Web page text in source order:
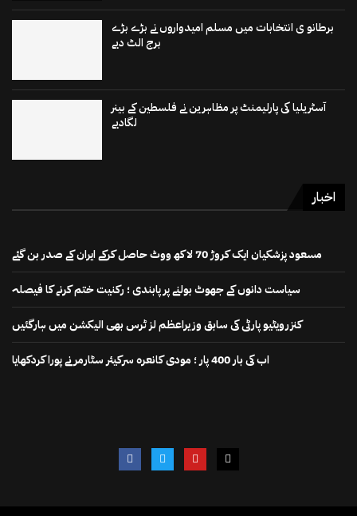
برطانو ی انتخابات میں مسلم امیدواروں نے بڑے بڑے
برج الٹ دیے
آسٹریلیا کی پارلیمنٹ پر مظاہرین نے فلسطین کے بینر
لگادیے
اخبار
مسعود پزشکیان ایک کروڑ 70 لاکھ ووٹ حاصل کرکے ایران کے صدر بن گئے
سیاست دانوں کے جھوٹ بولنے پر پابندی ؛ رکنیت ختم کرنے کا فیصلہ
کنزرویٹیو پارٹی کی سابق وزیراعظم لز ٹرس بھی الیکشن میں ہارگئیں
اب کی بار 400 پار ؛ مودی کانعرہ سرکیئر سٹارمر نے پورا کردکھایا